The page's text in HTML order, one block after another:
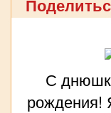
С
рождения!